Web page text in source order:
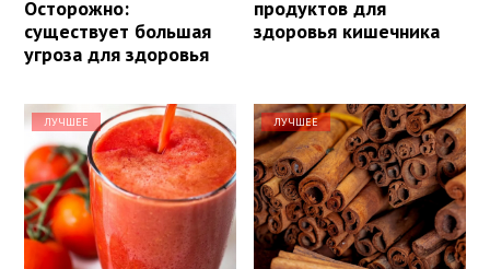
Осторожно:
существует большая
угроза для здоровья
продуктов для
здоровья кишечника
ЛУЧШЕЕ ЛУЧШЕЕ